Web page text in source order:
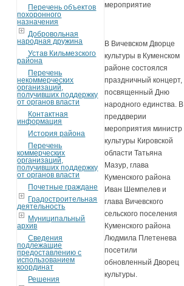
Перечень объектов
похоронного
назначения
Добровольная
народная дружина
Устав Кильмезского
района
Перечень
некоммерческих
организаций,
получивших поддержку
от органов власти
Контактная
информация
История района
Перечень
коммерческих
организаций,
получивших поддержку
от органов власти
Почетные граждане
Градостроительная
деятельность
Муниципальный
архив
Сведения
подлежащие
предоставлению с
использованием
координат
Решения
мероприятие
В Вичевском Дворце
культуры в Куменском
районе состоялся
праздничный концерт,
посвященный Дню
народного единства. В
преддверии
мероприятия министр
культуры Кировской
области Татьяна
Мазур, глава
Куменского района
Иван Шемпелев и
глава Вичевского
сельского поселения
Куменского района
Людмила Плетенева
посетили
обновленный Дворец
культуры.